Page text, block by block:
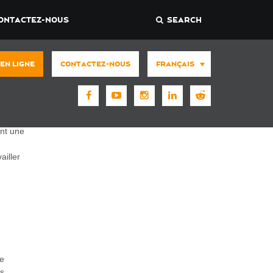
NOUS SEARCH
LIGNE CONTACTEZ-NOUS FRANÇAIS
une